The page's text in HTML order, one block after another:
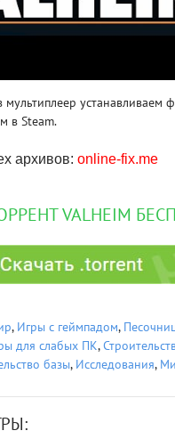
устанавливаем
в Steam.
архивов: online-fix.me
VALHEIM
, Игры с геймпадом,
для слабых ПК,
базы, Исследования,